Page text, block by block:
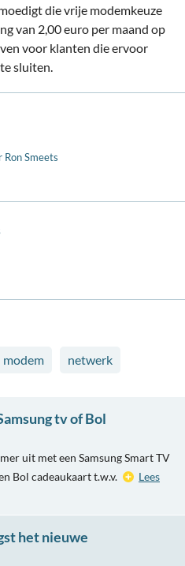
die vrije modemkeuze
van 2,00 euro per maand op
voor klanten die ervoor
sluiten.
Ron Smeets
modem netwerk
tv of Bol
uit met een Samsung Smart TV
Bol cadeaukaart t.w.v.
Lees
het nieuwe